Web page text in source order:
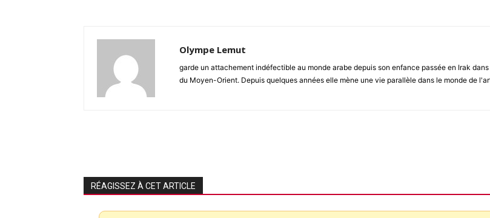
Olympe Lemut
garde un attachement indéfectible au monde arabe depuis son enfance passée en Irak
du Moyen-Orient. Depuis quelques années elle mène une vie parallèle dans le monde de
RÉAGISSEZ À CET ARTICLE